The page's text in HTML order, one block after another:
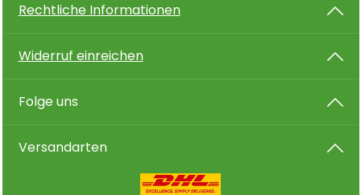
Rechtliche Informationen
Widerruf einreichen
Folge uns
Versandarten